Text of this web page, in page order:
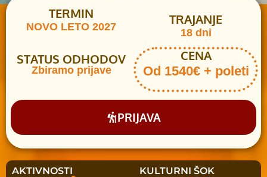
TERMIN
NOVO LETO 2027 TRAJANJE
18 dni
STATUS ODHODOV
Zbiramo prijave
CENA
Od 1540€ + poleti
PRIJAVA
AKTIVNOSTI KULTURNI ŠOK